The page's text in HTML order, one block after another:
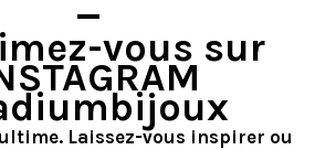
vous sur
Laissez-vous inspirer ou